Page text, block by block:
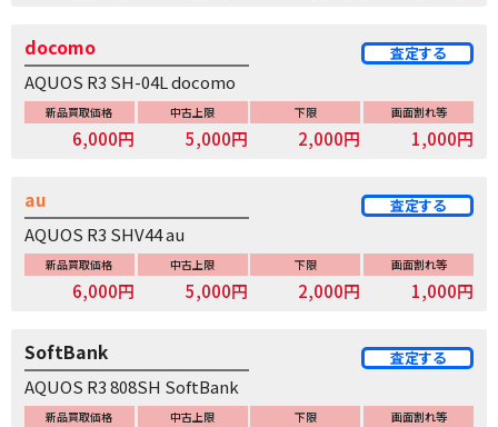
AQUOS R3 SH-04L docomo
docomo 査定する
新品買取価格
6,000円
中古上限
5,000円
下限
2,000円
画面割れ等
1,000円
AQUOS R3 SHV44 au
au 査定する
新品買取価格
6,000円
中古上限
5,000円
下限
2,000円
画面割れ等
1,000円
AQUOS R3 808SH SoftBank
SoftBank 査定する
新品買取価格 中古上限 下限 画面割れ等